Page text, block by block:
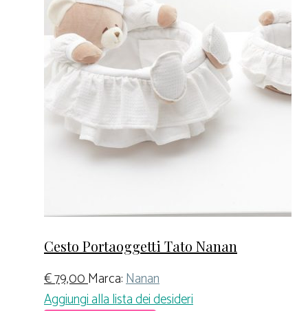
Cesto Portaoggetti Tato Nanan
€79,00Marca:Nanan
Aggiungi alla lista dei desideri